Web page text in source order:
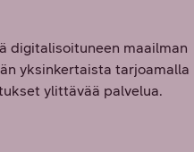
digitalisoituneen maailman
yksinkertaista tarjoamalla
ylittävää palvelua.